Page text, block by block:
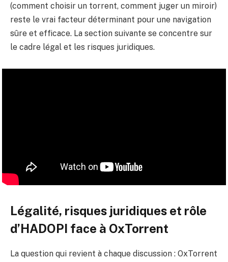
(comment choisir un torrent, comment juger un miroir)
reste le vrai facteur déterminant pour une navigation
sûre et efficace. La section suivante se concentre sur
le cadre légal et les risques juridiques.
Légalité, risques juridiques et rôle
d’HADOPI face à OxTorrent
La question qui revient à chaque discussion : OxTorrent